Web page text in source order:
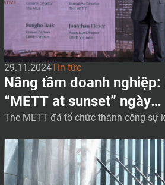
29.11.2024Tin tức
Nâng tầm doanh nghiệp:
“METT at sunset” ngày
28/11/2024
The METT đã tổ chức thành công sự
1/24. Chúng tôi xin chân thành cảm
an Khách đã tham dự và giúp cho sự
rực rỡ. Hội thảo đã cung cấp những